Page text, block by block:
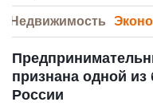
Недвижимость
признана одной
России